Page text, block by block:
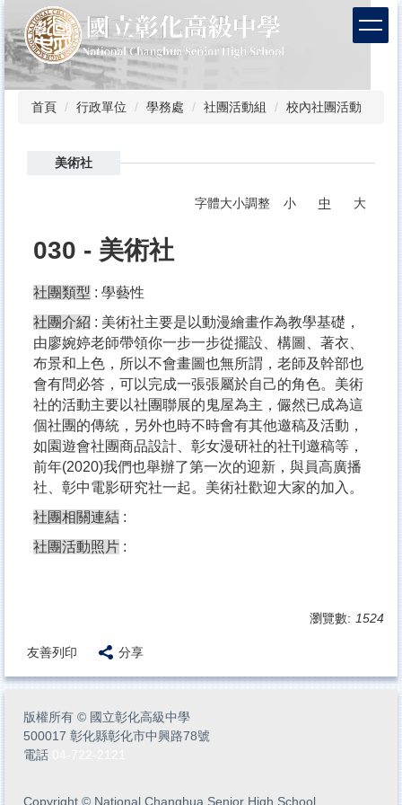
到
主
要
內
首頁 行政單位 學務處 社團活動組 校內社團活動
美術社
字體大小調整 小 中 大
030 - 美術社
社團類型 : 學藝性
社團介紹 : 美術社主要是以動漫繪畫作為教學基礎，
由廖婉婷老師帶領你一步一步從擺設、構圖、著衣、
布景和上色，所以不會畫圖也無所謂，老師及幹部也
會有問必答，可以完成一張張屬於自己的角色。美術
社的活動主要以社團聯展的鬼屋為主，儼然已成為這
個社團的傳統，另外也時不時會有其他邀稿及活動，
如園遊會社團商品設計、彰女漫研社的社刊邀稿等，
前年(2020)我們也舉辦了第一次的迎新，與員高廣播
社、彰中電影研究社一起。美術社歡迎大家的加入。
社團相關連結 :
社團活動照片 :
瀏覽數: 1524
友善列印 分享
版權所有 © 國立彰化高級中學
500017 彰化縣彰化市中興路78號
電話
Copyright © National Changhua Senior High School